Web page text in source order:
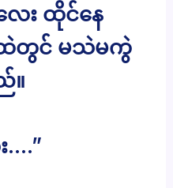
း ထိုင်နေ
တွင် မသဲမကွဲ
။
….”